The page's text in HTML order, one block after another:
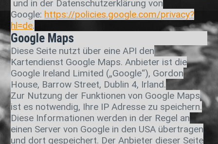
und in der Datenschutzerklärung von
Google: https://policies.google.com/privacy?
hl=de.
Google Maps
Diese Seite nutzt über eine API den
Kartendienst Google Maps. Anbieter ist die
Google Ireland Limited („Google“), Gordon
House, Barrow Street, Dublin 4, Irland.
Zur Nutzung der Funktionen von Google Maps
ist es notwendig, Ihre IP Adresse zu speichern.
Diese Informationen werden in der Regel an
einen Server von Google in den USA übertragen
und dort gespeichert. Der Anbieter dieser Seite